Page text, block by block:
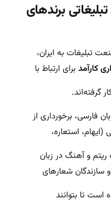
برندهای
تبلیغات به ایران،
کارآمدبرای ارتباط با
گرفته‌اند.
فارسی، برخورداری از
استعاره،
و آهنگ در زبان
سازندگان شعارهای
است تا بتوانند